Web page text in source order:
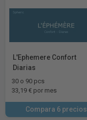
L'Ephemere Confort
Diarias
30 o 90 pcs
33,19 € por mes
Compara 6 precios